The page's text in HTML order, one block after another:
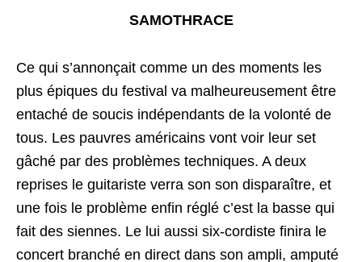
SAMOTHRACE
Ce qui s’annonçait comme un des moments les
plus épiques du festival va malheureusement être
entaché de soucis indépendants de la volonté de
tous. Les pauvres américains vont voir leur set
gâché par des problèmes techniques. A deux
reprises le guitariste verra son son disparaître, et
une fois le problème enfin réglé c’est la basse qui
fait des siennes. Le lui aussi six-cordiste finira le
concert branché en direct dans son ampli, amputé